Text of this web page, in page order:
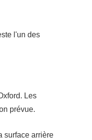
l'un des
Les
prévue.
surface arrière